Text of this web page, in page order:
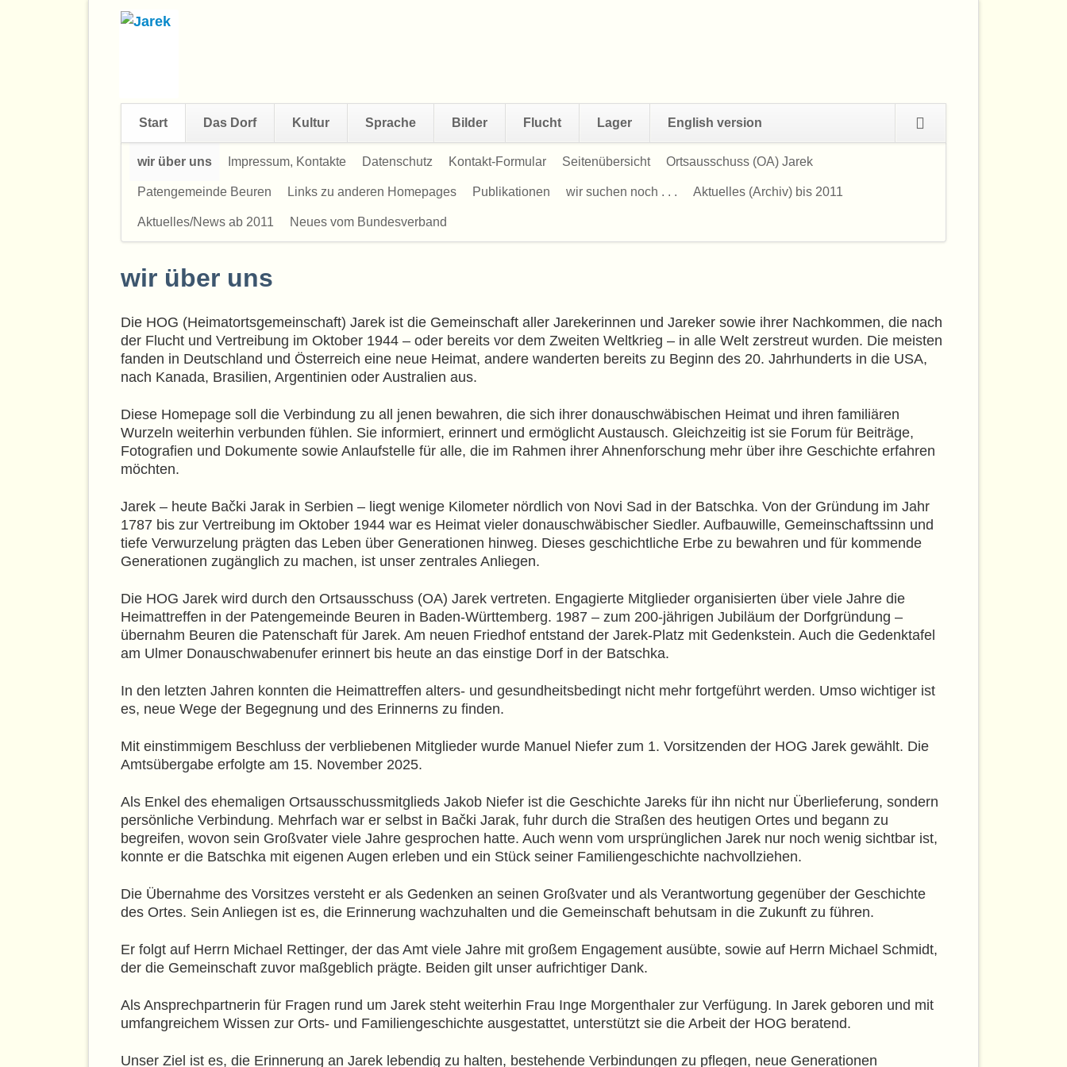
überspringen
Start Das Dorf Kultur Sprache Bilder Flucht Lager English version
wir über uns Impressum, Kontakte Datenschutz Kontakt-Formular Seitenübersicht Ortsausschuss (OA) Jarek
Patengemeinde Beuren Links zu anderen Homepages Publikationen wir suchen noch . . . Aktuelles (Archiv) bis 2011
Aktuelles/News ab 2011 Neues vom Bundesverband
wir über uns
Die HOG (Heimatortsgemeinschaft) Jarek ist die Gemeinschaft aller Jarekerinnen und Jareker sowie ihrer Nachkommen, die nach
der Flucht und Vertreibung im Oktober 1944 – oder bereits vor dem Zweiten Weltkrieg – in alle Welt zerstreut wurden. Die meisten
fanden in Deutschland und Österreich eine neue Heimat, andere wanderten bereits zu Beginn des 20. Jahrhunderts in die USA,
nach Kanada, Brasilien, Argentinien oder Australien aus.
Diese Homepage soll die Verbindung zu all jenen bewahren, die sich ihrer donauschwäbischen Heimat und ihren familiären
Wurzeln weiterhin verbunden fühlen. Sie informiert, erinnert und ermöglicht Austausch. Gleichzeitig ist sie Forum für Beiträge,
Fotografien und Dokumente sowie Anlaufstelle für alle, die im Rahmen ihrer Ahnenforschung mehr über ihre Geschichte erfahren
möchten.
Jarek – heute Bački Jarak in Serbien – liegt wenige Kilometer nördlich von Novi Sad in der Batschka. Von der Gründung im Jahr
1787 bis zur Vertreibung im Oktober 1944 war es Heimat vieler donauschwäbischer Siedler. Aufbauwille, Gemeinschaftssinn und
tiefe Verwurzelung prägten das Leben über Generationen hinweg. Dieses geschichtliche Erbe zu bewahren und für kommende
Generationen zugänglich zu machen, ist unser zentrales Anliegen.
Die HOG Jarek wird durch den Ortsausschuss (OA) Jarek vertreten. Engagierte Mitglieder organisierten über viele Jahre die
Heimattreffen in der Patengemeinde Beuren in Baden-Württemberg. 1987 – zum 200-jährigen Jubiläum der Dorfgründung –
übernahm Beuren die Patenschaft für Jarek. Am neuen Friedhof entstand der Jarek-Platz mit Gedenkstein. Auch die Gedenktafel
am Ulmer Donauschwabenufer erinnert bis heute an das einstige Dorf in der Batschka.
In den letzten Jahren konnten die Heimattreffen alters- und gesundheitsbedingt nicht mehr fortgeführt werden. Umso wichtiger ist
es, neue Wege der Begegnung und des Erinnerns zu finden.
Mit einstimmigem Beschluss der verbliebenen Mitglieder wurde Manuel Niefer zum 1. Vorsitzenden der HOG Jarek gewählt. Die
Amtsübergabe erfolgte am 15. November 2025.
Als Enkel des ehemaligen Ortsausschussmitglieds Jakob Niefer ist die Geschichte Jareks für ihn nicht nur Überlieferung, sondern
persönliche Verbindung. Mehrfach war er selbst in Bački Jarak, fuhr durch die Straßen des heutigen Ortes und begann zu
begreifen, wovon sein Großvater viele Jahre gesprochen hatte. Auch wenn vom ursprünglichen Jarek nur noch wenig sichtbar ist,
konnte er die Batschka mit eigenen Augen erleben und ein Stück seiner Familiengeschichte nachvollziehen.
Die Übernahme des Vorsitzes versteht er als Gedenken an seinen Großvater und als Verantwortung gegenüber der Geschichte
des Ortes. Sein Anliegen ist es, die Erinnerung wachzuhalten und die Gemeinschaft behutsam in die Zukunft zu führen.
Er folgt auf Herrn Michael Rettinger, der das Amt viele Jahre mit großem Engagement ausübte, sowie auf Herrn Michael Schmidt,
der die Gemeinschaft zuvor maßgeblich prägte. Beiden gilt unser aufrichtiger Dank.
Als Ansprechpartnerin für Fragen rund um Jarek steht weiterhin Frau Inge Morgenthaler zur Verfügung. In Jarek geboren und mit
umfangreichem Wissen zur Orts- und Familiengeschichte ausgestattet, unterstützt sie die Arbeit der HOG beratend.
Unser Ziel ist es, die Erinnerung an Jarek lebendig zu halten, bestehende Verbindungen zu pflegen, neue Generationen